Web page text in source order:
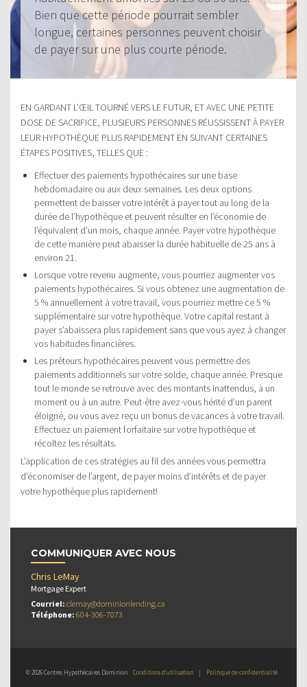
Bien que cette période pourrait sembler
longue, certaines personnes peuvent choisir
de payer sur une plus courte période.
EN GARDANT L’ŒIL TOURNÉ VERS LE FUTUR, ET AVEC UNE PETITE
DOSE DE SACRIFICE, PLUSIEURS PERSONNES RÉUSSISSENT À PAYER
LEUR HYPOTHÈQUE PLUS RAPIDEMENT EN SUIVANT CERTAINES
ÉTAPES POSITIVES, TELLES QUE :
Effectuer des paiements hypothécaires sur une base
hebdomadaire ou aux deux semaines. Les deux options
permettent de baisser votre intérêt à payer tout au long de la
durée de l’hypothèque et peuvent résulter en l’économie de
l’équivalent d’un mois, chaque année. Payer votre hypothèque
de cette manière peut abaisser la durée habituelle de 25 ans à
environ 21.
Lorsque votre revenu augmente, vous pourriez augmenter vos
paiements hypothécaires. Si vous obtenez une augmentation de
5 % annuellement à votre travail, vous pourriez mettre ce 5 %
supplémentaire sur votre hypothèque. Votre capital restant à
payer s’abaissera plus rapidement sans que vous ayez à changer
vos habitudes financières.
Les prêteurs hypothécaires peuvent vous permettre des
paiements additionnels sur votre solde, chaque année. Presque
tout le monde se retrouve avec des montants inattendus, à un
moment ou à un autre. Peut-être avez-vous hérité d’un parent
éloigné, ou vous avez reçu un bonus de vacances à votre travail.
Effectuez un paiement forfaitaire sur votre hypothèque et
récoltez les résultats.
L’application de ces stratégies au fil des années vous permettra
d’économiser de l’argent, de payer moins d’intérêts et de payer
votre hypothèque plus rapidement!
COMMUNIQUER AVEC NOUS
Chris LeMay
Mortgage Expert
Courriel: clemay@dominionlending.ca
Téléphone: 604-306-7073
© 2026 Centres Hypothécaires Dominion Conditions d’utilisation | Politique de confidentialité